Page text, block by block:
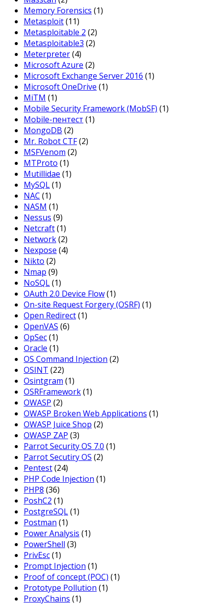
Memory Forensics (1)
Metasploit(11)
Metasploitable 2 (2)
Metasploitable3 (2)
Meterpreter(4)
Microsoft Azure (2)
Microsoft Exchange Server 2016 (1)
Microsoft OneDrive (1)
MiTM (1)
Mobile Security Framework (MobSF) (1)
Mobile-пентест (1)
MongoDB (2)
Mr. Robot CTF(2)
MSFVenom (2)
MTProto (1)
Mutillidae (1)
MySQL(1)
NAC (1)
NASM (1)
Nessus (9)
Netcraft(1)
Network(2)
Nexpose (4)
Nikto (2)
Nmap (9)
NoSQL(1)
OAuth 2.0 Device Flow(1)
On-site Request Forgery (OSRF) (1)
Open Redirect(1)
OpenVAS (6)
OpSec(1)
Oracle (1)
OS Command Injection (2)
OSINT (22)
Osintgram (1)
OSRFramework(1)
OWASP (2)
OWASP Broken Web Applications (1)
OWASP Juice Shop (2)
OWASP ZAP (3)
Parrot Security OS 7.0 (1)
Parrot Secutiry OS (2)
Pentest(24)
PHP Code Injection (1)
PHP8 (36)
PoshC2 (1)
PostgreSQL(1)
Postman (1)
Power Analysis (1)
PowerShell (3)
PrivEsc(1)
Prompt Injection (1)
Proof of concept (POC) (1)
Prototype Pollution (1)
ProxyChains (1)